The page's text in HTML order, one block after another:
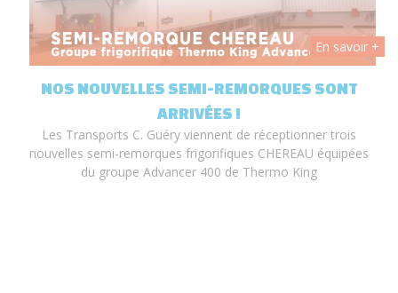
En savoir +
NOS NOUVELLES SEMI-REMORQUES SONT
ARRIVÉES !
Les Transports C. Guéry viennent de réceptionner trois
nouvelles semi-remorques frigorifiques CHEREAU équipées
du groupe Advancer 400 de Thermo King